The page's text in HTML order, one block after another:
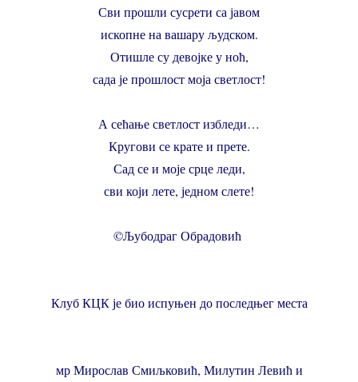
Сви прошли сусрети са јавом
ископне на вашару људском.
Отишле су девојке у ноћ,
сада је прошлост моја светлост!
А сећање светлост избледи…
Кругови се крате и прете.
Сад се и моје срце леди,
сви који лете, једном слете!
©Љубодраг Обрадовић
Клуб КЦК је био испуњен до последњег места
мр Мирослав Смиљковић, Милутин Левић и